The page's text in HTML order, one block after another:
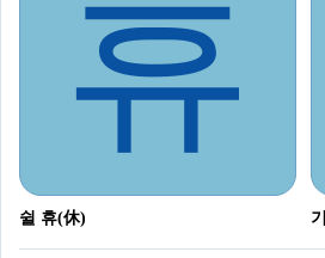
휴
쉴 휴(休)